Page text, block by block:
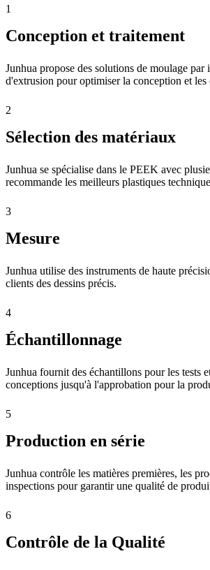
1
Conception et traitement
Junhua propose des solutions de moulage par
d'extrusion pour optimiser la conception et les
2
Sélection des matériaux
Junhua se spécialise dans le PEEK avec
recommande les meilleurs plastiques
3
Mesure
Junhua utilise des instruments de haute
clients des dessins précis.
4
Échantillonnage
Junhua fournit des échantillons pour les tests
conceptions jusqu'à l'approbation pour la
5
Production en série
Junhua contrôle les matières premières, les
inspections pour garantir une qualité de
6
Contrôle de la Qualité